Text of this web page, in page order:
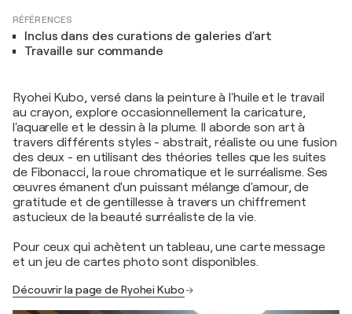
RÉFÉRENCES
Inclus dans des curations de galeries d'art
Travaille sur commande
Ryohei Kubo, versé dans la peinture à l'huile et le travail
au crayon, explore occasionnellement la caricature,
l'aquarelle et le dessin à la plume. Il aborde son art à
travers différents styles - abstrait, réaliste ou une fusion
des deux - en utilisant des théories telles que les suites
de Fibonacci, la roue chromatique et le surréalisme. Ses
œuvres émanent d'un puissant mélange d'amour, de
gratitude et de gentillesse à travers un chiffrement
astucieux de la beauté surréaliste de la vie.
Pour ceux qui achètent un tableau, une carte message
et un jeu de cartes photo sont disponibles.
Découvrir la page de Ryohei Kubo